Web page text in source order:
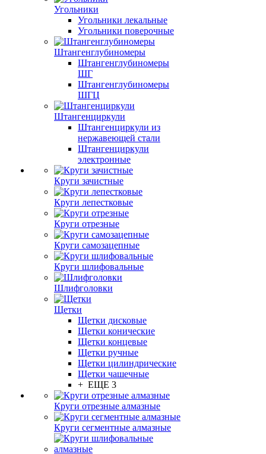
Угольники
Угольники лекальные
Угольники поверочные
Штангенглубиномеры
Штангенглубиномеры
ШГ
Штангенглубиномеры
ШГЦ
Штангенциркули
Штангенциркули из
нержавеющей стали
Штангенциркули
электронные
Круги зачистные
Круги лепестковые
Круги отрезные
Круги самозацепные
Круги шлифовальные
Шлифголовки
Щетки
Щетки дисковые
Щетки конические
Щетки концевые
Щетки ручные
Щетки цилиндрические
Щетки чашечные
+ ЕЩЕ 3
Круги отрезные алмазные
Круги сегментные алмазные